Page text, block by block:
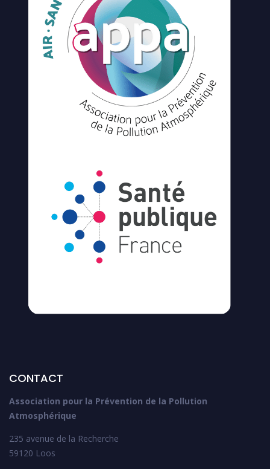
CONTACT
Association pour la Prévention de la Pollution
Atmosphérique
235 avenue de la Recherche
59120 Loos